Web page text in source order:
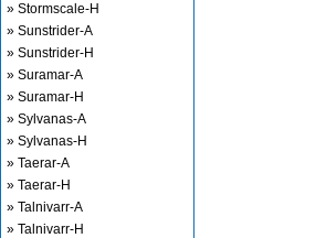
» Stormscale-H
» Sunstrider-A
» Sunstrider-H
» Suramar-A
» Suramar-H
» Sylvanas-A
» Sylvanas-H
» Taerar-A
» Taerar-H
» Talnivarr-A
» Talnivarr-H